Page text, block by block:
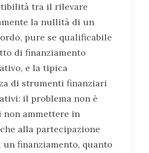
tra il rilevare
la nullità di un
pure se qualificabile
di finanziamento
e la tipica
di strumenti finanziari
il problema non è
non ammettere in
alla partecipazione
un finanziamento, quanto